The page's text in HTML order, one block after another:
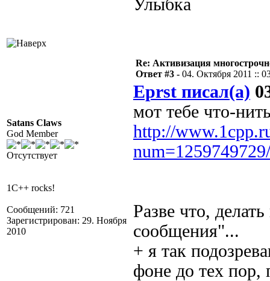
Satans Claws
God Member
Отсутствует
1C++ rocks!
Сообщений: 721
Зарегистрирован: 29. Ноября
2010
Re: Активизация
Ответ #3 - 04. Октября 2011 ::
Eprst писал(а)
мот тебе что-
http://
Разве что,
сообщения"...
+ я так
фоне до тех